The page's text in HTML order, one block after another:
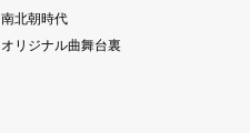
南北朝時代
オリジナル曲舞台裏